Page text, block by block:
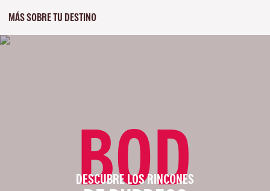
MÁS SOBRE TU DESTINO
BOD
DESCUBRE LOS RINCONES